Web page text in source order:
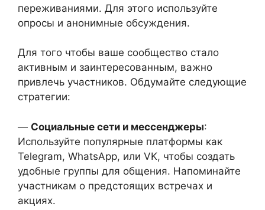
переживаниями. Для этого используйте
опросы и анонимные обсуждения.
Для того чтобы ваше сообщество стало
активным и заинтересованным, важно
привлечь участников. Обдумайте следующие
стратегии:
— Социальные сети и мессенджеры:
Используйте популярные платформы как
Telegram, WhatsApp, или VK, чтобы создать
удобные группы для общения. Напоминайте
участникам о предстоящих встречах и
акциях.